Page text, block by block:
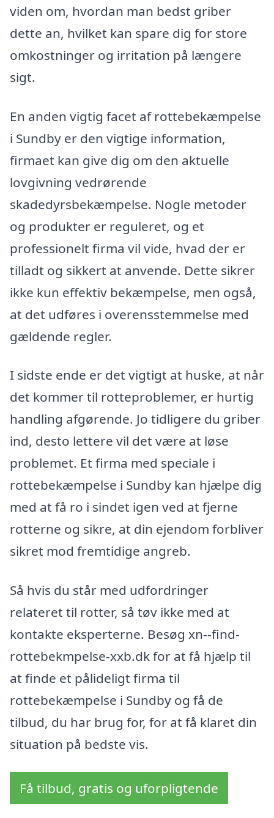
viden om, hvordan man bedst griber
dette an, hvilket kan spare dig for store
omkostninger og irritation på længere
sigt.
En anden vigtig facet af rottebekæmpelse
i Sundby er den vigtige information,
firmaet kan give dig om den aktuelle
lovgivning vedrørende
skadedyrsbekæmpelse. Nogle metoder
og produkter er reguleret, og et
professionelt firma vil vide, hvad der er
tilladt og sikkert at anvende. Dette sikrer
ikke kun effektiv bekæmpelse, men også,
at det udføres i overensstemmelse med
gældende regler.
I sidste ende er det vigtigt at huske, at når
det kommer til rotteproblemer, er hurtig
handling afgørende. Jo tidligere du griber
ind, desto lettere vil det være at løse
problemet. Et firma med speciale i
rottebekæmpelse i Sundby kan hjælpe dig
med at få ro i sindet igen ved at fjerne
rotterne og sikre, at din ejendom forbliver
sikret mod fremtidige angreb.
Så hvis du står med udfordringer
relateret til rotter, så tøv ikke med at
kontakte eksperterne. Besøg xn--find-
rottebekmpelse-xxb.dk for at få hjælp til
at finde et pålideligt firma til
rottebekæmpelse i Sundby og få de
tilbud, du har brug for, for at få klaret din
situation på bedste vis.
Få tilbud, gratis og uforpligtende